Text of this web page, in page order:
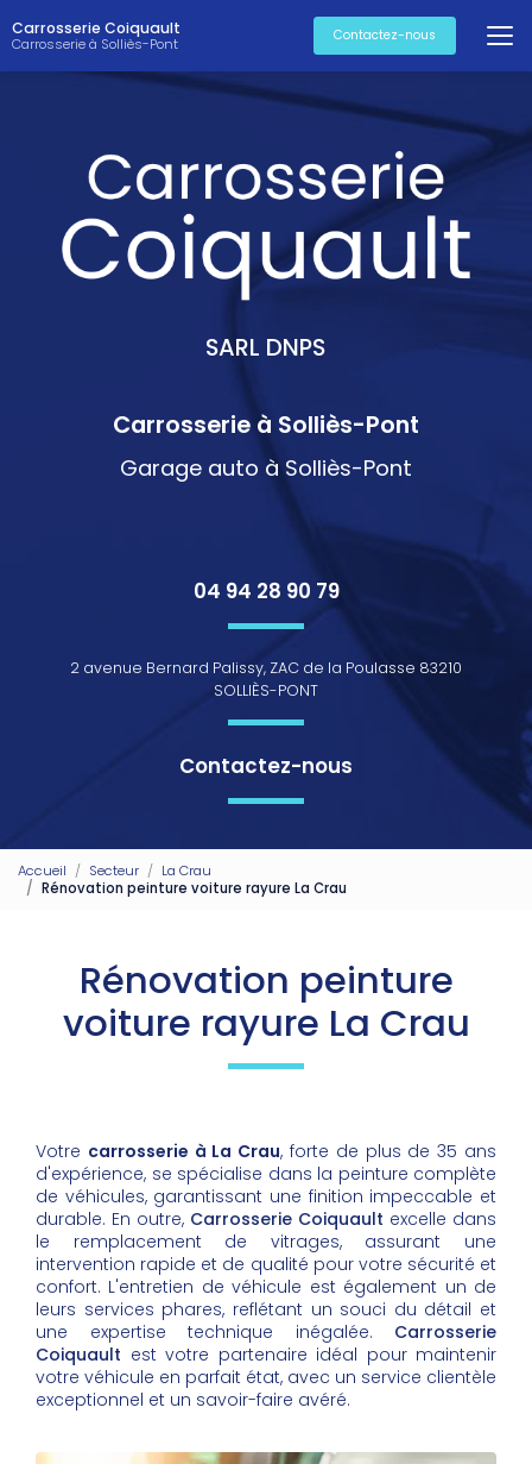
au
contenu
principal
Carrosserie Coiquault
Carrosserie à Solliès-Pont Contactez-nous
SARL DNPS
Carrosserie à Solliès-Pont
Garage auto à Solliès-Pont
04 94 28 90 79
2 avenue Bernard Palissy, ZAC de la Poulasse 83210
SOLLIÈS-PONT
Contactez-nous
Accueil Secteur
La Crau
Rénovation peinture voiture rayure La Crau
Rénovation peinture
voiture rayure La Crau
Votre carrosserie à La Crau, forte de plus de 35 ans
d'expérience, se spécialise dans la peinture complète
de véhicules, garantissant une finition impeccable et
durable. En outre, Carrosserie Coiquault excelle dans
le remplacement de vitrages, assurant une
intervention rapide et de qualité pour votre sécurité et
confort. L'entretien de véhicule est également un de
leurs services phares, reflétant un souci du détail et
une expertise technique inégalée. Carrosserie
Coiquault est votre partenaire idéal pour maintenir
votre véhicule en parfait état, avec un service clientèle
exceptionnel et un savoir-faire avéré.